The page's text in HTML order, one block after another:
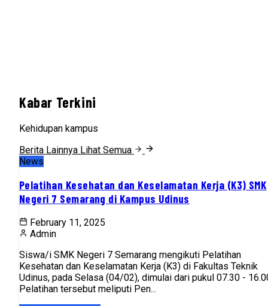
Kabar Terkini
Kehidupan kampus
Berita Lainnya Lihat Semua
News
Pelatihan Kesehatan dan Keselamatan Kerja (K3) SMK
Negeri 7 Semarang di Kampus Udinus
February 11, 2025
Admin
Siswa/i SMK Negeri 7 Semarang mengikuti Pelatihan
Kesehatan dan Keselamatan Kerja (K3) di Fakultas Teknik
Udinus, pada Selasa (04/02), dimulai dari pukul 07.30 -
Pelatihan tersebut meliputi Pen...